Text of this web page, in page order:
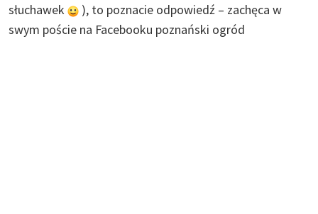
słuchawek
), to poznacie odpowiedź – zachęca w
swym poście na Facebooku poznański ogród